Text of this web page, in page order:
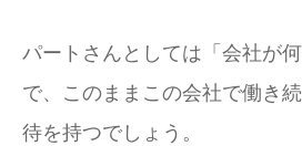
パートさんとしては「会社が
で、このままこの会社で働き
待を持つでしょう。